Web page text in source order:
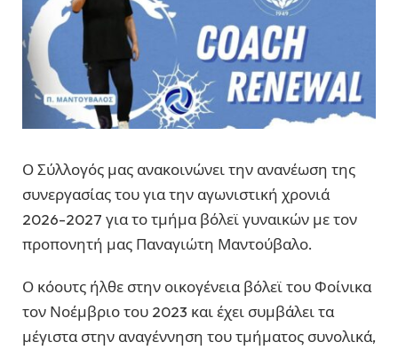
Ο Σύλλογός μας ανακοινώνει την ανανέωση της
συνεργασίας του για την αγωνιστική χρονιά
2026-2027 για το τμήμα βόλεϊ γυναικών με τον
προπονητή μας Παναγιώτη Μαντούβαλο.
Ο κόουτς ήλθε στην οικογένεια βόλεϊ του Φοίνικα
τον Νοέμβριο του 2023 και έχει συμβάλει τα
μέγιστα στην αναγέννηση του τμήματος συνολικά,